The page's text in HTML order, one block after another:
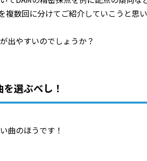
複数回に分けてご紹介していこうと思
出やすいのでしょうか？
選ぶべし！
曲のほうです！